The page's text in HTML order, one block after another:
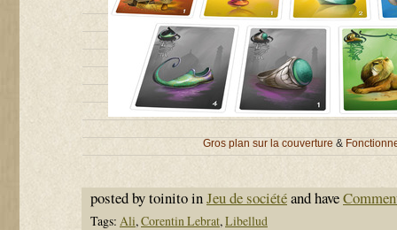
Gros plan sur la couverture &
posted by toinito inJeu de sociétéand have
Tags: Ali,Corentin Lebrat,Libellud